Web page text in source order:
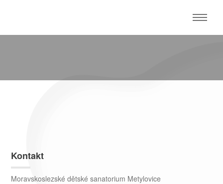
Kontakt
Moravskoslezské dětské sanatorium Metylovice